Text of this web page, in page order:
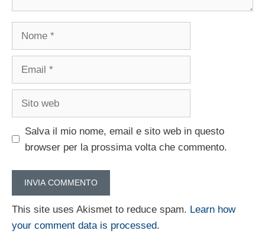
Salva il mio nome, email e sito web in questo
browser per la prossima volta che commento.
This site uses Akismet to reduce spam. Learn how
your comment data is processed.